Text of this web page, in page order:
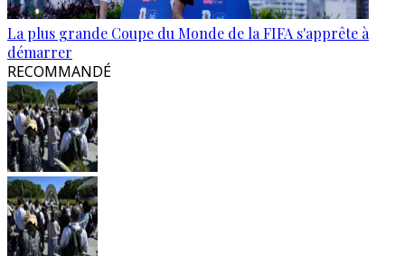
La plus grande Coupe du Monde de la FIFA s'apprête à
démarrer
RECOMMANDÉ